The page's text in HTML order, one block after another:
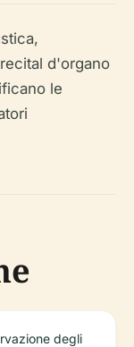
d'organo
le
degli